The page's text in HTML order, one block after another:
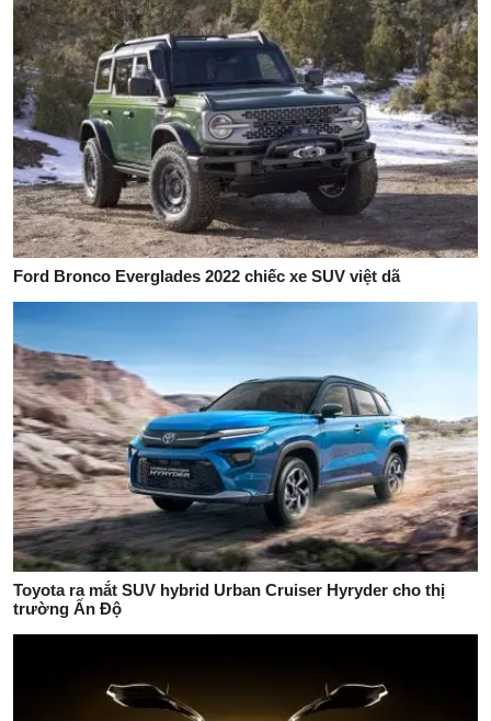
Ford Bronco Everglades 2022 chiếc xe SUV việt dã
Toyota ra mắt SUV hybrid Urban Cruiser Hyryder cho thị
trường Ấn Độ